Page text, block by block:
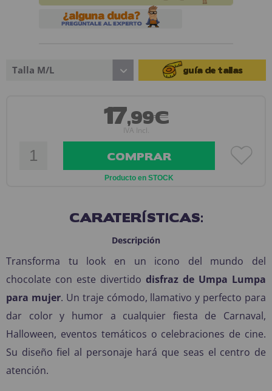
Talla M/L guía de tallas
17,99€
IVA Incl.
COMPRAR
Producto en STOCK
CARATERÍSTICAS:
Descripción
Transforma tu look en un icono del mundo del
chocolate con este divertido disfraz de Umpa Lumpa
para mujer. Un traje cómodo, llamativo y perfecto para
dar color y humor a cualquier fiesta de Carnaval,
Halloween, eventos temáticos o celebraciones de cine.
Su diseño fiel al personaje hará que seas el centro de
atención.